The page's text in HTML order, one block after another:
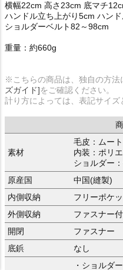
横幅22cm 高さ23cm 底マチ
ハンドル立ち上がり5cm ハン
ショルダーベルト82～98cm
重量：約660g
※こちらの商品は、独自の方法
ズガイド]をご確認ください。
計り方によっては、表記サイズ
素材
毛皮：ムー
内装：ポリ
ショルダー
原産国
中国(縫製)
内側収納
フリーポケ
外側収納
ファスナー
開閉
ファスナー
底鋲
なし
・ショルダ